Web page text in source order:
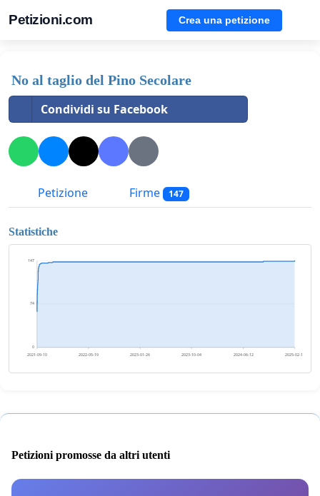
Petizioni.com Crea una petizione
No al taglio del Pino Secolare
Condividi su Facebook
Petizione Firme 147
Statistiche
0
74
147
2021-09-10 2022-05-19 2023-01-26 2023-10-04 2024-06-12 2025-02-18
Petizioni promosse da altri utenti